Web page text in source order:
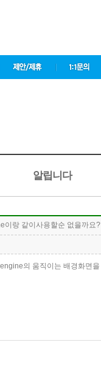
알립니다
랑 같이사용할순 없을까요
의 움직이는 배경화면